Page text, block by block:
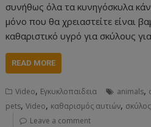
συνήθως όλα τα κυνηγόσκυλα
μόνο που θα χρειαστείτε είναι
καθαριστικό υγρό για σκύλους
READ MORE
Video, Εγκυκλοπαιδεια animals,
pets,Video, καθαρισμός αυτιών, σκύλος
Leave a comment